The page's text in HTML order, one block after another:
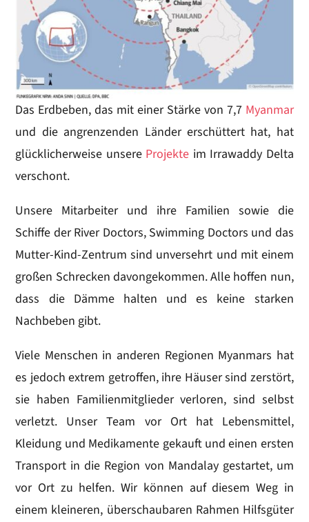
Das Erdbeben, das mit einer Stärke von 7,7 Myanmar
und die angrenzenden Länder erschüttert hat, hat
glücklicherweise unsere Projekte im Irrawaddy Delta
verschont.
Unsere Mitarbeiter und ihre Familien sowie die
Schiffe der River Doctors, Swimming Doctors und das
Mutter-Kind-Zentrum sind unversehrt und mit einem
großen Schrecken davongekommen. Alle hoffen nun,
dass die Dämme halten und es keine starken
Nachbeben gibt.
Viele Menschen in anderen Regionen Myanmars hat
es jedoch extrem getroffen, ihre Häuser sind zerstört,
sie haben Familienmitglieder verloren, sind selbst
verletzt. Unser Team vor Ort hat Lebensmittel,
Kleidung und Medikamente gekauft und einen ersten
Transport in die Region von Mandalay gestartet, um
vor Ort zu helfen. Wir können auf diesem Weg in
einem kleineren, überschaubaren Rahmen Hilfsgüter